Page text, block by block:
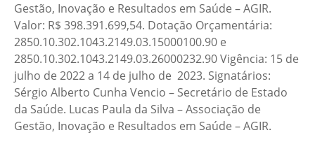
Gestão, Inovação e Resultados em Saúde – AGIR.
Valor: R$ 398.391.699,54. Dotação Orçamentária:
2850.10.302.1043.2149.03.15000100.90 e
2850.10.302.1043.2149.03.26000232.90 Vigência: 15 de
julho de 2022 a 14 de julho de 2023. Signatários:
Sérgio Alberto Cunha Vencio – Secretário de Estado
da Saúde. Lucas Paula da Silva – Associação de
Gestão, Inovação e Resultados em Saúde – AGIR.